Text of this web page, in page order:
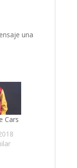
una
Cars